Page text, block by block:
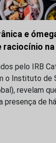
e
raciocínio
pelo IRB
o Instituto de
revelam
presença de